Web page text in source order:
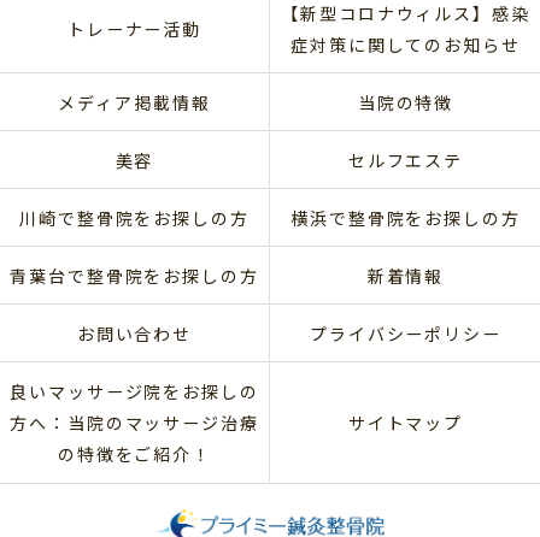
トレーナー活動
【新型コロナウィルス】感染
症対策に関してのお知らせ
メディア掲載情報 当院の特徴
美容 セルフエステ
川崎で整骨院をお探しの方 横浜で整骨院をお探しの方
青葉台で整骨院をお探しの方 新着情報
お問い合わせ プライバシーポリシー
良いマッサージ院をお探しの
方へ：当院のマッサージ治療
の特徴をご紹介！
サイトマップ